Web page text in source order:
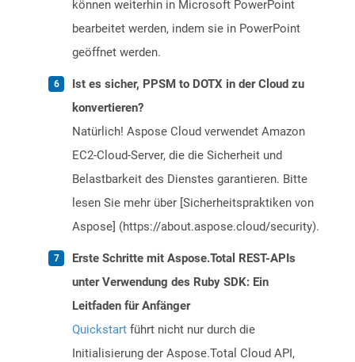
können weiterhin in Microsoft PowerPoint
bearbeitet werden, indem sie in PowerPoint
geöffnet werden.
Ist es sicher, PPSM to DOTX in der Cloud zu
konvertieren?
Natürlich! Aspose Cloud verwendet Amazon
EC2-Cloud-Server, die die Sicherheit und
Belastbarkeit des Dienstes garantieren. Bitte
lesen Sie mehr über [Sicherheitspraktiken von
Aspose] (https://about.aspose.cloud/security).
Erste Schritte mit Aspose.Total REST-APIs
unter Verwendung des Ruby SDK: Ein
Leitfaden für Anfänger
Quickstart führt nicht nur durch die
Initialisierung der Aspose.Total Cloud API,